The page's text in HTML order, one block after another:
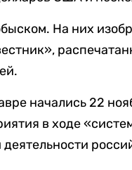
На них
начались 22
в ходе